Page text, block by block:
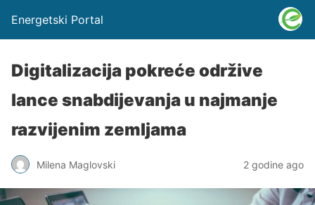
Energetski Portal
Digitalizacija pokreće održive
lance snabdijevanja u najmanje
razvijenim zemljama
Milena Maglovski 2 godine ago